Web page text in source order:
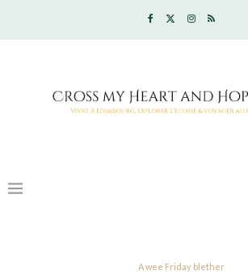
A wee Friday blether